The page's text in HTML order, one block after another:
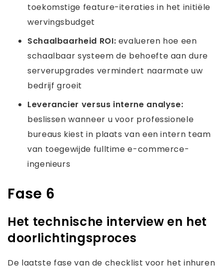
toekomstige feature-iteraties in het initiële
wervingsbudget
Schaalbaarheid ROI: evalueren hoe een
schaalbaar systeem de behoefte aan dure
serverupgrades vermindert naarmate uw
bedrijf groeit
Leverancier versus interne analyse:
beslissen wanneer u voor professionele
bureaus kiest in plaats van een intern team
van toegewijde fulltime e-commerce-
ingenieurs
Fase 6
Het technische interview en het
doorlichtingsproces
De laatste fase van de checklist voor het inhuren